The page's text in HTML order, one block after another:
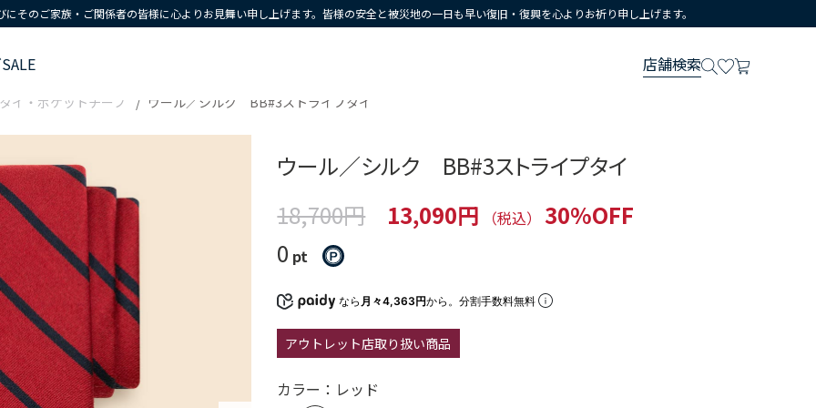
そのご家族・ご関係者の皆様に心よりお見舞い申し上げます。皆様の安全と被災地の一日も早い復旧・復興を心よりお祈り申し上げます。
SALE 店舗検索
イ・ポケットチーフ ウール／シルク BB#3ストライプタイ
ウール／シルク BB#3ストライプタイ
18,700円
13,090円 （税込）
30%OFF
0 pt
なら 月々4,363円から。分割手数料無料
アウトレット店取り扱い商品
カラー：レッド